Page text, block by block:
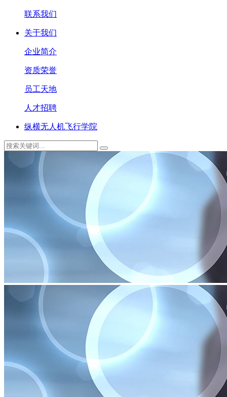
联系我们
关于我们
企业简介
资质荣誉
员工天地
人才招聘
纵横无人机飞行学院